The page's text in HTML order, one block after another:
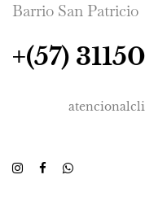
Barrio San Patricio
+(57)